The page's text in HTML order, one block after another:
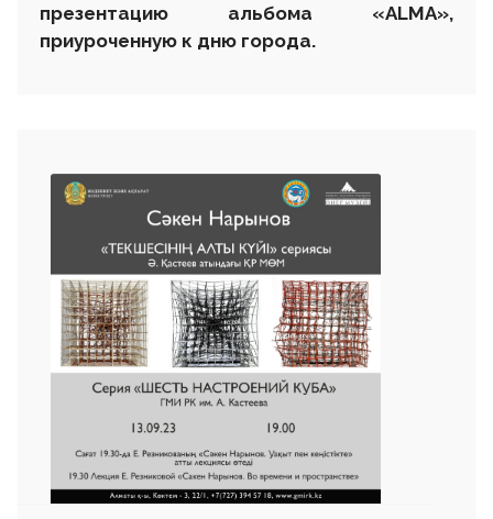
презентацию альбома «ALMA»,
приуроченную к дню города.